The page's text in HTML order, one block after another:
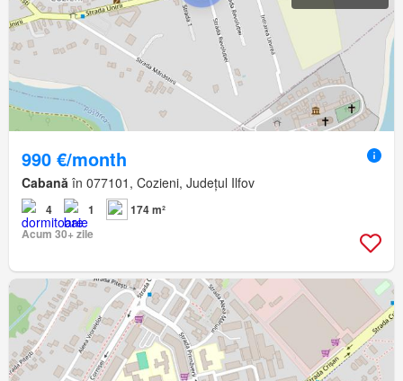
990 €/month
Cabană în 077101, Cozieni, Județul Ilfov
4 1
174 m²
Acum 30+ zile